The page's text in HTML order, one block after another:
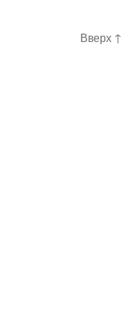
Вверх ↑